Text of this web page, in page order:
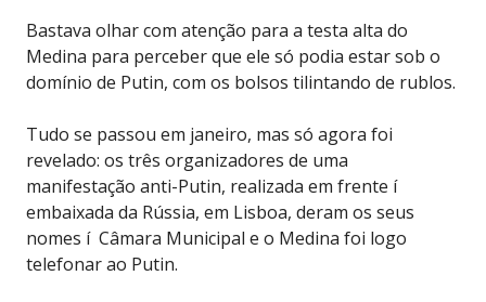
Bastava olhar com atenção para a testa alta do
Medina para perceber que ele só podia estar sob o
domínio de Putin, com os bolsos tilintando de rublos.
Tudo se passou em janeiro, mas só agora foi
revelado: os três organizadores de uma
manifestação anti-Putin, realizada em frente í
embaixada da Rússia, em Lisboa, deram os seus
nomes í Câmara Municipal e o Medina foi logo
telefonar ao Putin.